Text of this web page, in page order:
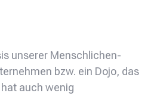
unserer Menschlichen-
bzw. ein Dojo, das
auch wenig